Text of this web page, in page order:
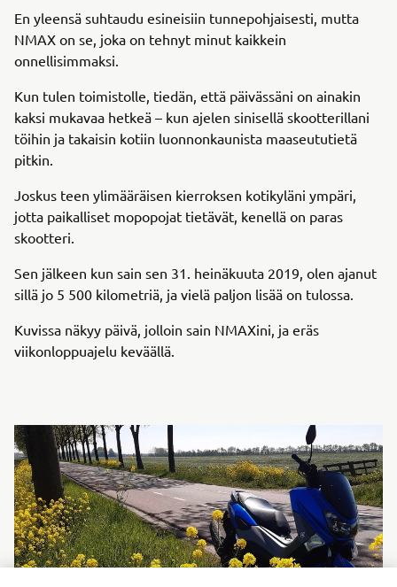
En yleensä suhtaudu esineisiin tunnepohjaisesti, mutta
NMAX on se, joka on tehnyt minut kaikkein
onnellisimmaksi.
Kun tulen toimistolle, tiedän, että päivässäni on ainakin
kaksi mukavaa hetkeä – kun ajelen sinisellä skootterillani
töihin ja takaisin kotiin luonnonkaunista maaseututietä
pitkin.
Joskus teen ylimääräisen kierroksen kotikyläni ympäri,
jotta paikalliset mopopojat tietävät, kenellä on paras
skootteri.
Sen jälkeen kun sain sen 31. heinäkuuta 2019, olen ajanut
sillä jo 5 500 kilometriä, ja vielä paljon lisää on tulossa.
Kuvissa näkyy päivä, jolloin sain NMAXini, ja eräs
viikonloppuajelu keväällä.